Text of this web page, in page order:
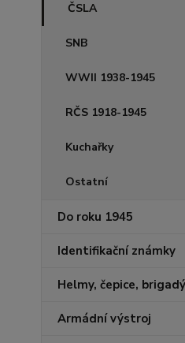
ČSLA
SNB
WWII 1938-1945
RČS 1918-1945
Kuchařky
Ostatní
Do roku 1945
Identifikační známky
Helmy, čepice,
Armádní výstroj